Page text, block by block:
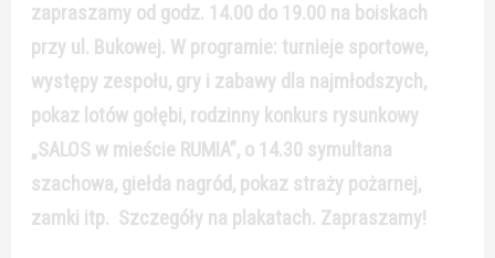
zapraszamy od godz. 14.00 do 19.00 na boiskach
przy ul. Bukowej. W programie: turnieje sportowe,
występy zespołu, gry i zabawy dla najmłodszych,
pokaz lotów gołębi, rodzinny konkurs rysunkowy
„SALOS w mieście RUMIA”, o 14.30 symultana
szachowa, giełda nagród, pokaz straży pożarnej,
zamki itp. Szczegóły na plakatach. Zapraszamy!